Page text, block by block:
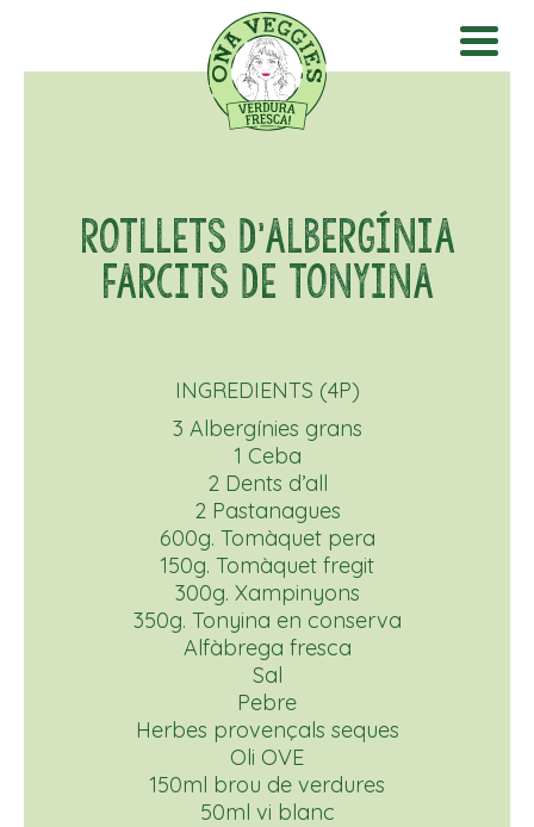
ROTLLETS D'ALBERGÍNIA
FARCITS DE TONYINA
INGREDIENTS (4P)
3 Albergínies grans
1 Ceba
2 Dents d’all
2 Pastanagues
600g. Tomàquet pera
150g. Tomàquet fregit
300g. Xampinyons
350g. Tonyina en conserva
Alfàbrega fresca
Sal
Pebre
Herbes provençals seques
Oli OVE
150ml brou de verdures
50ml vi blanc